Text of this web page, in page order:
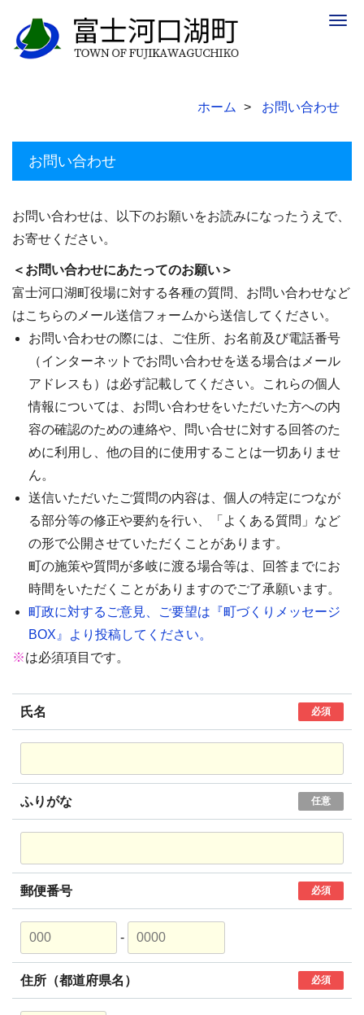
ホーム お問い合わせ
お問い合わせ
お問い合わせは、以下のお願いをお読みになったうえで、
お寄せください。
＜お問い合わせにあたってのお願い＞
富士河口湖町役場に対する各種の質問、お問い合わせなど
はこちらのメール送信フォームから送信してください。
お問い合わせの際には、ご住所、お名前及び電話番号
（インターネットでお問い合わせを送る場合はメール
アドレスも）は必ず記載してください。これらの個人
情報については、お問い合わせをいただいた方への内
容の確認のための連絡や、問い合せに対する回答のた
めに利用し、他の目的に使用することは一切ありませ
ん。
送信いただいたご質問の内容は、個人の特定につなが
る部分等の修正や要約を行い、「よくある質問」など
の形で公開させていただくことがあります。
町の施策や質問が多岐に渡る場合等は、回答までにお
時間をいただくことがありますのでご了承願います。
町政に対するご意見、ご要望は『町づくりメッセージ
BOX』より投稿してください。
※は必須項目です。
氏名 必須
ふりがな 任意
郵便番号 必須
-
住所（都道府県名） 必須